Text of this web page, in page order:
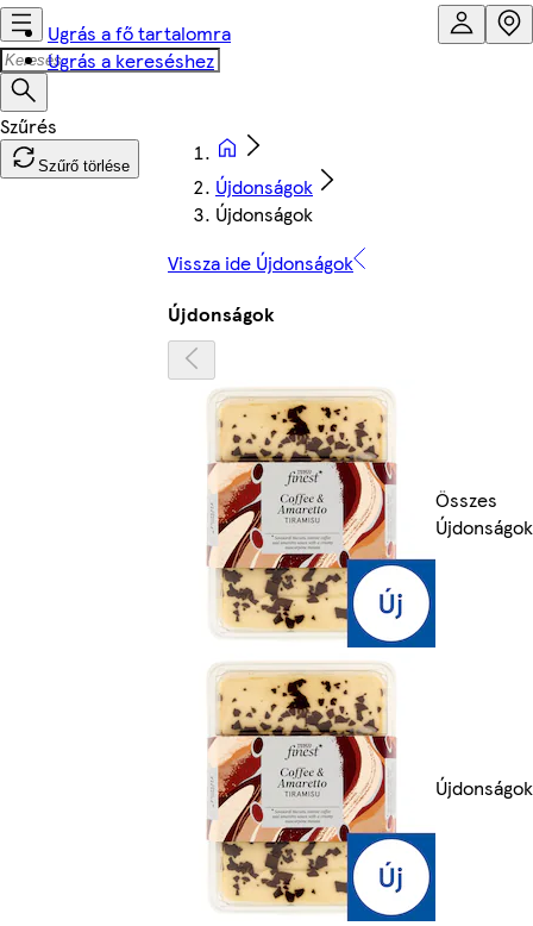
Ugrás a fő tartalomra
Ugrás a kereséshez
Szűrő törlése
Újdonságok
Újdonságok
Vissza ide Újdonságok
Újdonságok
Összes
Újdonságok
Újdonságok